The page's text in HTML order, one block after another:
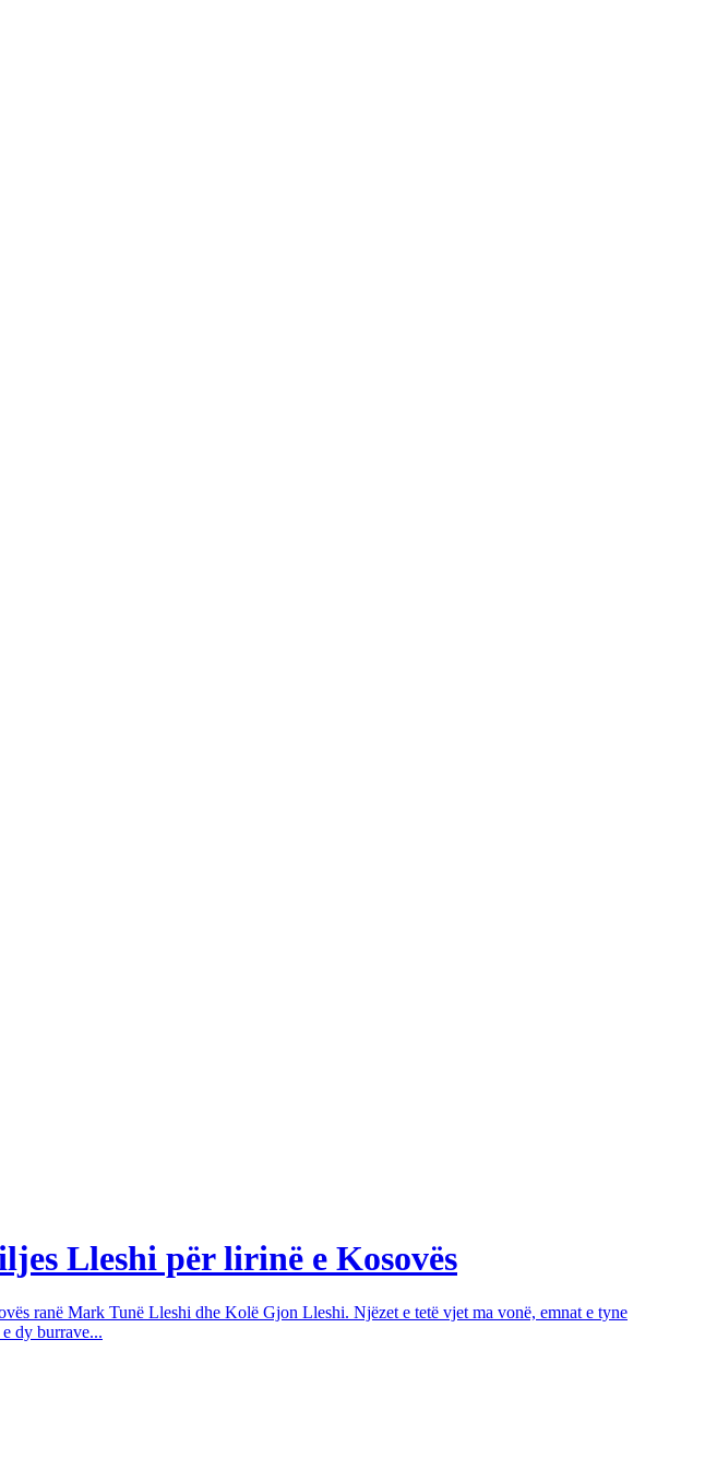
Lleshi për lirinë e Kosovës
ranë Mark Tunë Lleshi dhe Kolë Gjon Lleshi. Njëzet e tetë vjet ma vonë, emnat e tyne
dy burrave...